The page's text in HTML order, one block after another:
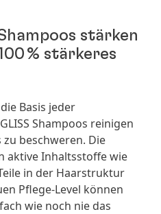
stärken
% stärkeres
Basis jeder
Shampoos reinigen
beschweren. Die
aktive Inhaltsstoffe wie
in der Haarstruktur
Pflege-Level können
wie noch nie das